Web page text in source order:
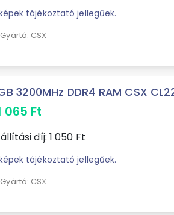
tájékoztató jellegűek.
Gyártó: CSX
3200MHz DDR4 RAM CSX
065 Ft
díj: 1 050 Ft
tájékoztató jellegűek.
Gyártó: CSX